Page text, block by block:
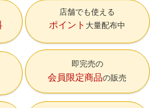
店舗でも使える
ポイント 大量配布中
即完売の
会員限定商品の販売